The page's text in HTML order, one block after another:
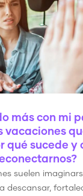
más con mi
vacaciones
qué sucede y
suelen
descansar,